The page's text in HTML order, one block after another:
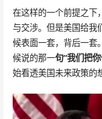
在这样的一个前提之下
与交涉。但是美国给我
候表面一套，背后一套
候说的那一句“我们把
始看透美国未来政策的